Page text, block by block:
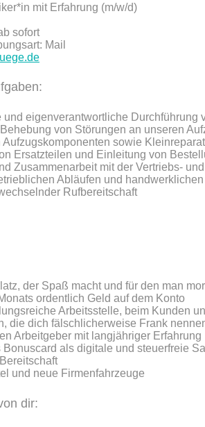
mit Erfahrung (m/w/d)
sofort
Mail
und eigenverantwortliche Durchführung
von Störungen an unseren
Aufzugskomponenten sowie
Ersatzteilen und Einleitung von
Zusammenarbeit mit der Vertriebs-
Abläufen und
Rufbereitschaft
der Spaß macht und für den man
ordentlich Geld auf dem Konto
Arbeitsstelle, beim Kunden
die dich fälschlicherweise Frank
Arbeitgeber mit langjähriger Erfahrung
Bonuscard als digitale und steuerfreie
und neue Firmenfahrzeuge
dir: